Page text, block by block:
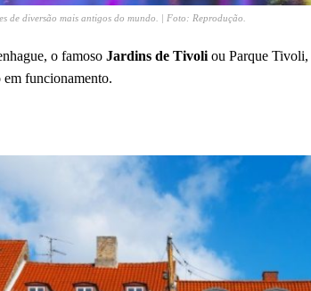
de diversão mais antigos do mundo. | Foto: Reprodução.
o famoso Jardins de Tivoli ou Parque Tivoli,
funcionamento.